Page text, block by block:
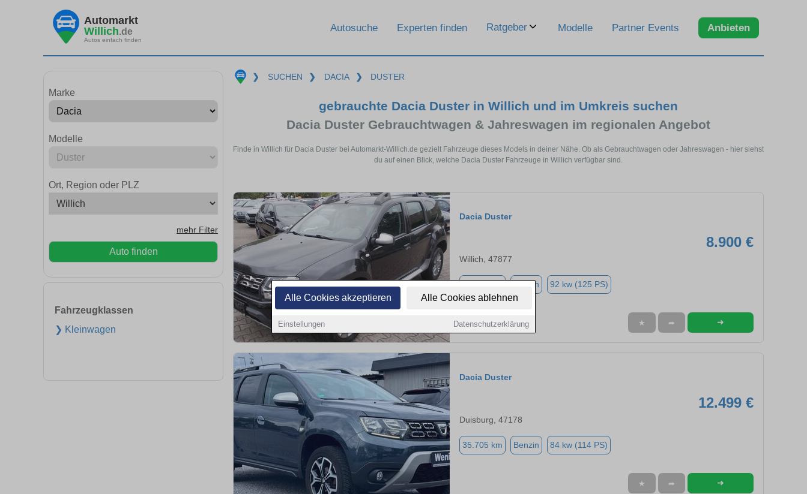
Alle Cookies akzeptieren Alle Cookies ablehnen
Einstellungen Datenschutzerklärung
Automarkt
Willich.de
Autos einfach finden
Autosuche Experten finden Ratgeber Modelle Partner Events Anbieten
Marke
Modelle
Ort, Region oder PLZ
mehr Filter
Auto finden
Fahrzeugklassen
❯ Kleinwagen
❯ SUCHEN ❯ DACIA ❯ DUSTER
gebrauchte Dacia Duster in Willich und im Umkreis suchen
Dacia Duster Gebrauchtwagen & Jahreswagen im regionalen Angebot
Finde in Willich für Dacia Duster bei Automarkt-Willich.de gezielt Fahrzeuge dieses Models in deiner Nähe. Ob als Gebrauchtwagen oder Jahreswagen - hier siehst
du auf einen Blick, welche Dacia Duster Fahrzeuge in Willich verfügbar sind.
Dacia Duster
8.900 €
Willich, 47877
Benzin 92 kw (125 PS)
★ ➦ ➜
Dacia Duster
12.499 €
Duisburg, 47178
35.705 km Benzin 84 kw (114 PS)
★ ➦ ➜